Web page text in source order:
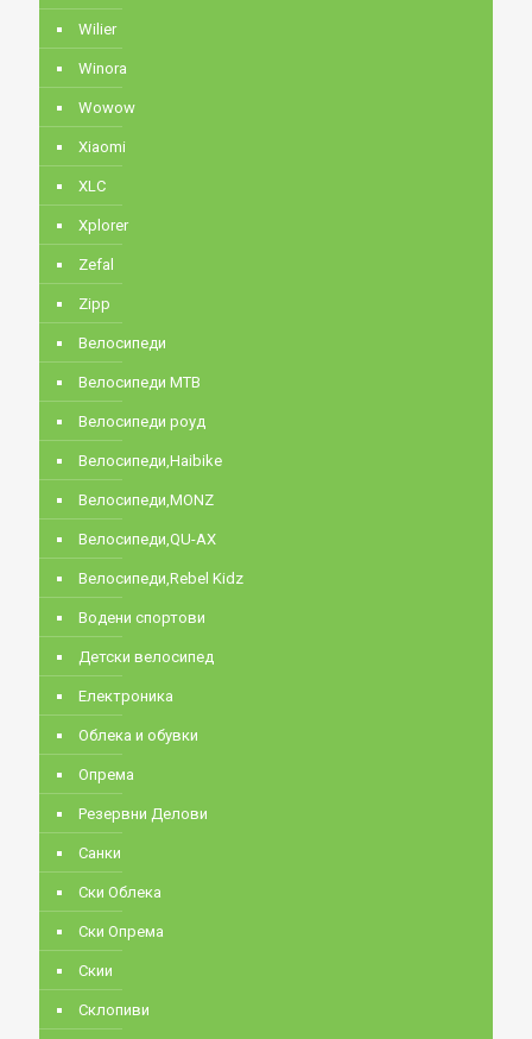
Wilier
Winora
Wowow
Xiaomi
XLC
Xplorer
Zefal
Zipp
Велосипеди
Велосипеди MTB
Велосипеди роуд
Велосипеди,Haibike
Велосипеди,MONZ
Велосипеди,QU-AX
Велосипеди,Rebel Kidz
Водени спортови
Детски велосипед
Електроника
Облека и обувки
Опрема
Резервни Делови
Санки
Ски Облека
Ски Опрема
Скии
Склопиви